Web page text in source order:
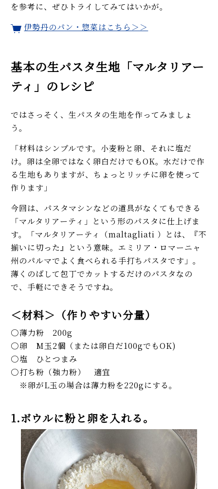
を参考に、ぜひトライしてみてはいかが。
伊勢丹のパン・惣菜はこちら＞＞
基本の生パスタ生地「マルタリアー
ティ」のレシピ
ではさっそく、生パスタの生地を作ってみましょ
う。
「材料はシンプルです。小麦粉と卵、それに塩だ
け。卵は全卵ではなく卵白だけでもOK。水だけで作
る生地もありますが、ちょっとリッチに卵を使って
作ります」
今回は、パスタマシンなどの道具がなくてもできる
「マルタリアーティ」という形のパスタに仕上げま
す。「マルタリアーティ（maltagliati ）とは、『不
揃いに切った』という意味。エミリア・ロマーニャ
州のパルマでよく食べられる手打ちパスタです」。
薄くのばして包丁でカットするだけのパスタなの
で、手軽にできそうですね。
＜材料＞（作りやすい分量）
薄力粉 200g
卵 M玉2個（または卵白だ100gでもOK)
塩 ひとつまみ
打ち粉（強力粉） 適宜
※卵がL玉の場合は薄力粉を220gにする。
1.ボウルに粉と卵を入れる。